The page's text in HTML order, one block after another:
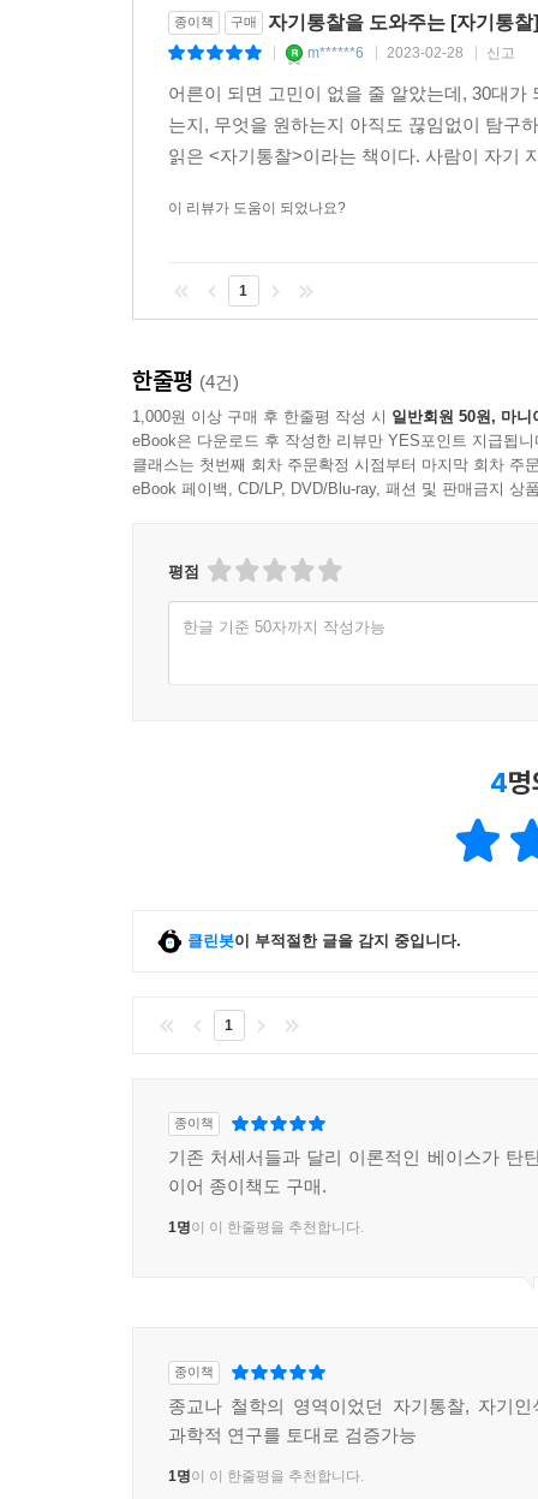
종이책 구매 자기통찰을 도와주는 [자기통찰]
m******6 2023-02-28 신고
어른이 되면 고민이 없을 줄 알았는데, 30대
는지, 무엇을 원하는지 아직도 끊임없이 탐구
읽은 <자기통찰>이라는 책이다. 사람이 자기
이 리뷰가 도움이 되었나요?
1
한줄평 (4건)
1,000원 이상 구매 후 한줄평 작성 시 일반회원 50원, 마니
eBook은 다운로드 후 작성한 리뷰만 YES포인트 지급됩니
클래스는 첫번째 회차 주문확정 시점부터 마지막 회차 주
eBook 페이백, CD/LP, DVD/Blu-ray, 패션 및 판매금지 상
평점
한글 기준 50자까지 작성가능
4
클린봇이 부적절한 글을 감지 중입니다.
1
종이책
기존 처세서들과 달리 이론적인 베이스가 탄
이어 종이책도 구매.
1명이 이 한줄평을 추천합니다.
종이책
종교나 철학의 영역이었던 자기통찰, 자기인
과학적 연구를 토대로 검증가능
1명이 이 한줄평을 추천합니다.